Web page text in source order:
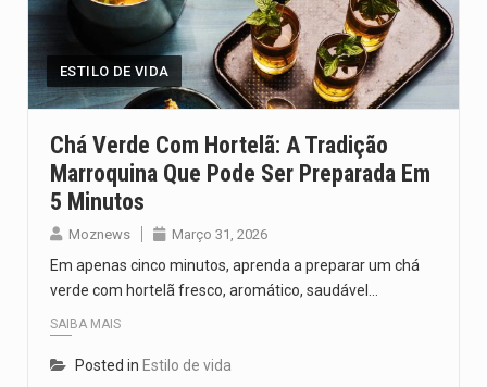
Um dos casos mais graves envolveu a residência de Sam…
A cidade de Bunia, capital da província de Ituri, tornou-se…
Legislação, renomeada em homenagem ao falecido senador Lindsey Graham, foi…
ESTILO DE VIDA
Chá Verde Com Hortelã: A Tradição
Marroquina Que Pode Ser Preparada Em
5 Minutos
Moznews Março 31, 2026
Em apenas cinco minutos, aprenda a preparar um chá
verde com hortelã fresco, aromático, saudável…
SAIBA MAIS
Posted in Estilo de vida